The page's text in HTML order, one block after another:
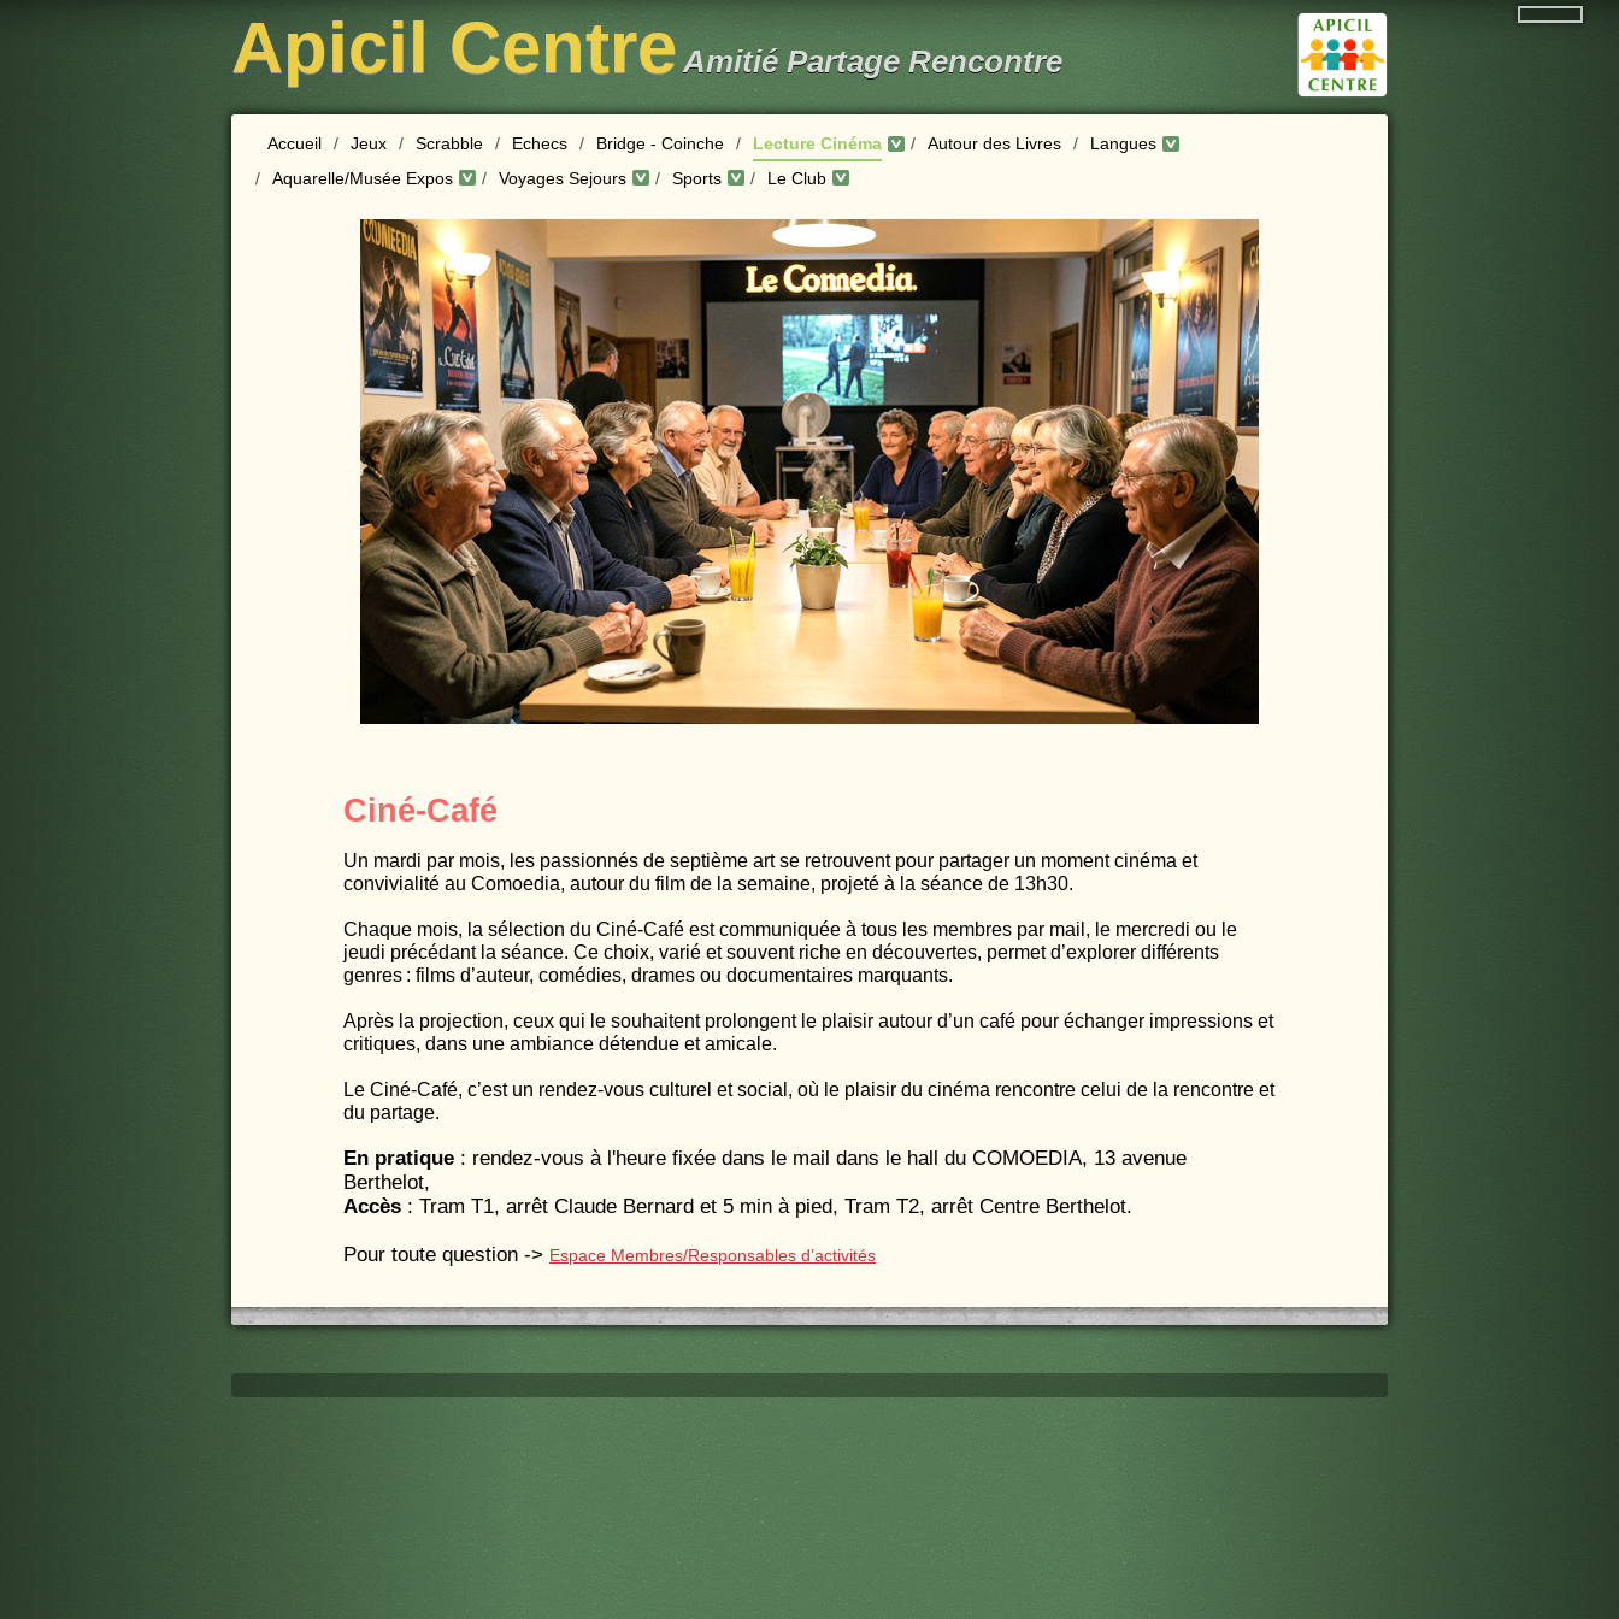
Apicil CentreAmitié Partage Rencontre
Accueil / Jeux / Scrabble / Echecs / Bridge - Coinche / Lecture Cinéma / Autour des Livres /
Langues
/
Aquarelle/Musée Expos / Voyages Sejours / Sports / Le Club
Ciné-Café
Un mardi par mois, les passionnés de septième art se retrouvent pour partager un moment cinéma et
convivialité au Comoedia, autour du film de la semaine, projeté à la séance de 13h30.
Chaque mois, la sélection du Ciné-Café est communiquée à tous les membres par mail, le mercredi ou le
jeudi précédant la séance. Ce choix, varié et souvent riche en découvertes, permet d’explorer différents
genres : films d’auteur, comédies, drames ou documentaires marquants.
Après la projection, ceux qui le souhaitent prolongent le plaisir autour d’un café pour échanger impressions et
critiques, dans une ambiance détendue et amicale.
Le Ciné-Café, c’est un rendez-vous culturel et social, où le plaisir du cinéma rencontre celui de la rencontre et
du partage.
En pratique : rendez-vous à l'heure fixée dans le mail dans le hall du COMOEDIA, 13 avenue
Berthelot,
Accès : Tram T1, arrêt Claude Bernard et 5 min à pied, Tram T2, arrêt Centre Berthelot.
Pour toute question -> Espace Membres/Responsables d’activités